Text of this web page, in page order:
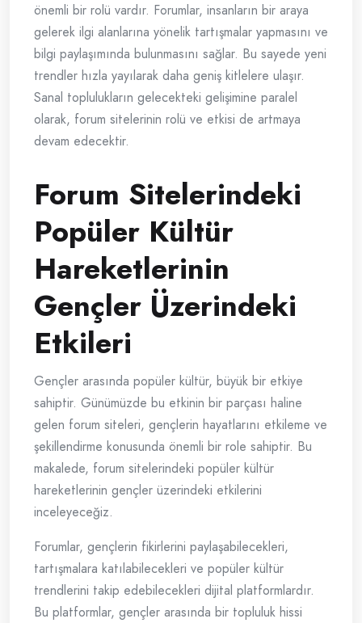
önemli bir rolü vardır. Forumlar, insanların bir araya
gelerek ilgi alanlarına yönelik tartışmalar yapmasını ve
bilgi paylaşımında bulunmasını sağlar. Bu sayede yeni
trendler hızla yayılarak daha geniş kitlelere ulaşır.
Sanal toplulukların gelecekteki gelişimine paralel
olarak, forum sitelerinin rolü ve etkisi de artmaya
devam edecektir.
Forum Sitelerindeki
Popüler Kültür
Hareketlerinin
Gençler Üzerindeki
Etkileri
Gençler arasında popüler kültür, büyük bir etkiye
sahiptir. Günümüzde bu etkinin bir parçası haline
gelen forum siteleri, gençlerin hayatlarını etkileme ve
şekillendirme konusunda önemli bir role sahiptir. Bu
makalede, forum sitelerindeki popüler kültür
hareketlerinin gençler üzerindeki etkilerini
inceleyeceğiz.
Forumlar, gençlerin fikirlerini paylaşabilecekleri,
tartışmalara katılabilecekleri ve popüler kültür
trendlerini takip edebilecekleri dijital platformlardır.
Bu platformlar, gençler arasında bir topluluk hissi